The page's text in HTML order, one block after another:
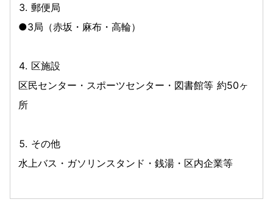
郵便局
●3局（赤坂・麻布・高輪）
区施設
区民センター・スポーツセンター・図書館等 約50ヶ
所
その他
水上バス・ガソリンスタンド・銭湯・区内企業等